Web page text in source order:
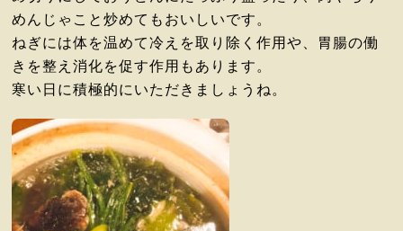
めんじゃこと炒めてもおい しいです。
ねぎには体を温めて冷えを取り除く作用や、胃腸の働
きを整え消化を促す作用もあります。
寒い日に積極的にいただきましょうね。